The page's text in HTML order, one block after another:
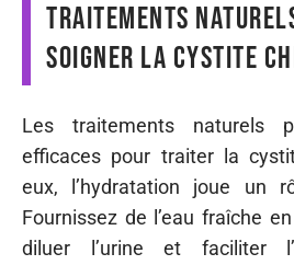
Traitements
soigner la cystite
Les traitements naturels
efficaces pour traiter la
eux, l’hydratation joue un
Fournissez de l’eau fraîche
diluer l’urine et faciliter